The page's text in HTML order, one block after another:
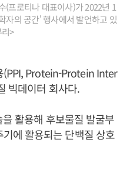
(프로티나 대표이사)가 2022년 1
자의 공간' 행사에서 발언하고 있
>
(PPI, Protein-Protein Inter
빅데이터 회사다.
을 활용해 후보물질 발굴부
에 활용되는 단백질 상호